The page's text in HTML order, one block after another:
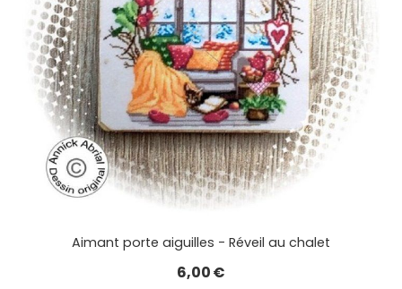
Aimant porte aiguilles - Réveil au chalet
6,00€